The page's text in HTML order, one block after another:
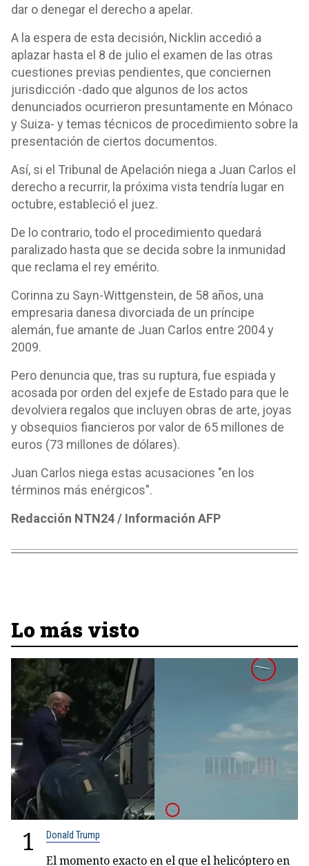
dar o denegar el derecho a apelar.
A la espera de esta decisión, Nicklin accedió a
aplazar hasta el 8 de julio el examen de las otras
cuestiones previas pendientes, que conciernen
jurisdicción -dado que algunos de los actos
denunciados ocurrieron presuntamente en Mónaco
y Suiza- y temas técnicos de procedimiento sobre la
presentación de ciertos documentos.
Así, si el Tribunal de Apelación niega a Juan Carlos el
derecho a recurrir, la próxima vista tendría lugar en
octubre, estableció el juez.
De lo contrario, todo el procedimiento quedará
paralizado hasta que se decida sobre la inmunidad
que reclama el rey emérito.
Corinna zu Sayn-Wittgenstein, de 58 años, una
empresaria danesa divorciada de un príncipe
alemán, fue amante de Juan Carlos entre 2004 y
2009.
Pero denuncia que, tras su ruptura, fue espiada y
acosada por orden del exjefe de Estado para que le
devolviera regalos que incluyen obras de arte, joyas
y obsequios fiancieros por valor de 65 millones de
euros (73 millones de dólares).
Juan Carlos niega estas acusaciones "en los
términos más enérgicos".
Redacción NTN24 / Información AFP
Lo más visto
1 Donald Trump
El momento exacto en el que el helicóptero en